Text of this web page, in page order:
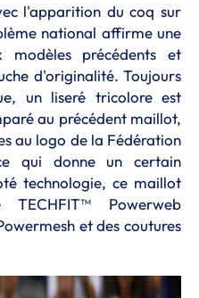
l'apparition du coq sur
national affirme une
précédents et
d'originalité. Toujours
un liseré tricolore est
au précédent maillot,
au logo de la Fédération
qui donne un certain
technologie, ce maillot
Powerweb
et des coutures